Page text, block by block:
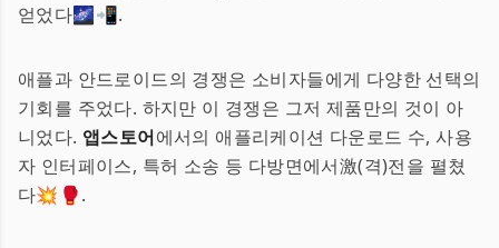
얻었다🌌📲.
애플과 안드로이드의 경쟁은 소비자들에게 다양한 선택의
기회를 주었다. 하지만 이 경쟁은 그저 제품만의 것이 아
니었다. 앱스토어에서의 애플리케이션 다운로드 수, 사용
자 인터페이스, 특허 소송 등 다방면에서激(격)전을 펼쳤
다💥🥊.